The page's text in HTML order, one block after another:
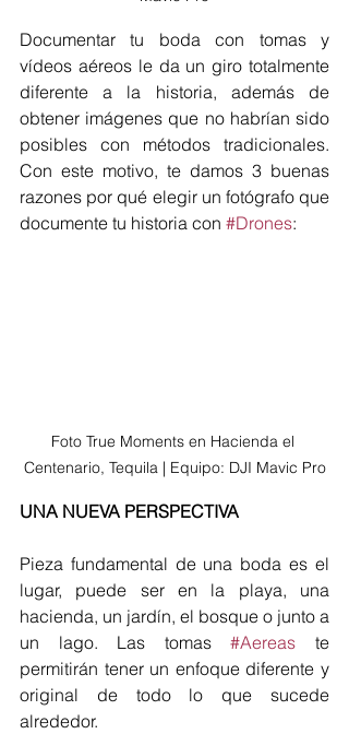
Documentar tu boda con tomas y
vídeos aéreos le da un giro totalmente
diferente a la historia, además de
obtener imágenes que no habrían sido
posibles con métodos tradicionales.
Con este motivo, te damos 3 buenas
razones por qué elegir un fotógrafo que
documente tu historia con #Drones:
Foto True Moments en Hacienda el
Centenario, Tequila | Equipo: DJI Mavic Pro
UNA NUEVA PERSPECTIVA
Pieza fundamental de una boda es el
lugar, puede ser en la playa, una
hacienda, un jardín, el bosque o junto a
un lago. Las tomas #Aereas te
permitirán tener un enfoque diferente y
original de todo lo que sucede
alrededor.